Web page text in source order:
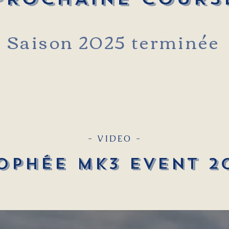
Saison 2025 terminée
- VIDEO -
MK3 Event